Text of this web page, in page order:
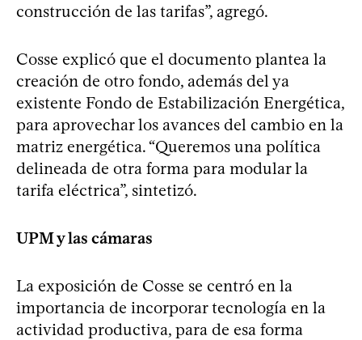
construcción de las tarifas”, agregó.
Cosse explicó que el documento plantea la
creación de otro fondo, además del ya
existente Fondo de Estabilización Energética,
para aprovechar los avances del cambio en la
matriz energética. “Queremos una política
delineada de otra forma para modular la
tarifa eléctrica”, sintetizó.
UPM y las cámaras
La exposición de Cosse se centró en la
importancia de incorporar tecnología en la
actividad productiva, para de esa forma